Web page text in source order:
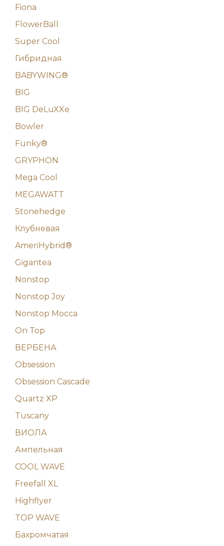
Fiona
FlowerBall
Super Cool
Гибридная
BABYWING®
BIG
BIG DeLuXXe
Bowler
Funky®
GRYPHON
Mega Cool
MEGAWATT
Stonehedge
Клубневая
AmeriHybrid®
Gigantea
Nonstop
Nonstop Joy
Nonstop Mocca
On Top
ВЕРБЕНА
Obsession
Obsession Cascade
Quartz XP
Tuscany
ВИОЛА
Ампельная
COOL WAVE
Freefall XL
Highflyer
TOP WAVE
Бахромчатая